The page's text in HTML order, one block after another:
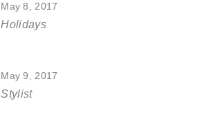
May 8, 2017
Holidays
May 9, 2017
Stylist